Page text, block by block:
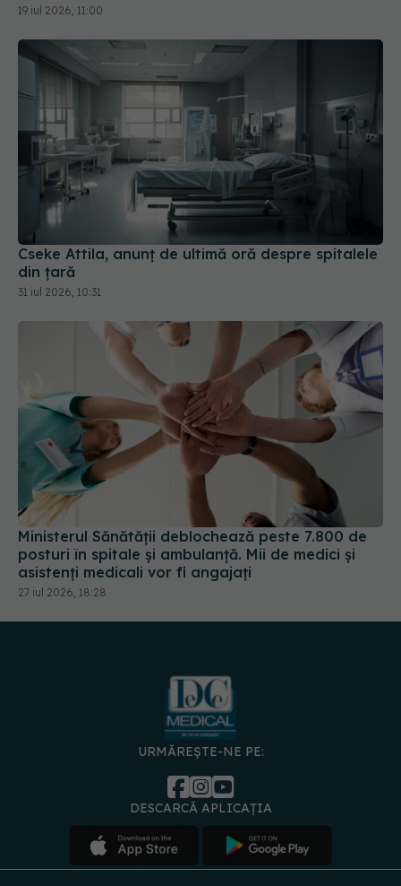
19 iul 2026, 11:00
Cseke Attila, anunț de ultimă oră despre spitalele
din țară
31 iul 2026, 10:31
Ministerul Sănătății deblochează peste 7.800 de
posturi în spitale și ambulanță. Mii de medici și
asistenți medicali vor fi angajați
27 iul 2026, 18:28
URMĂREȘTE-NE PE:
DESCARCĂ APLICAȚIA